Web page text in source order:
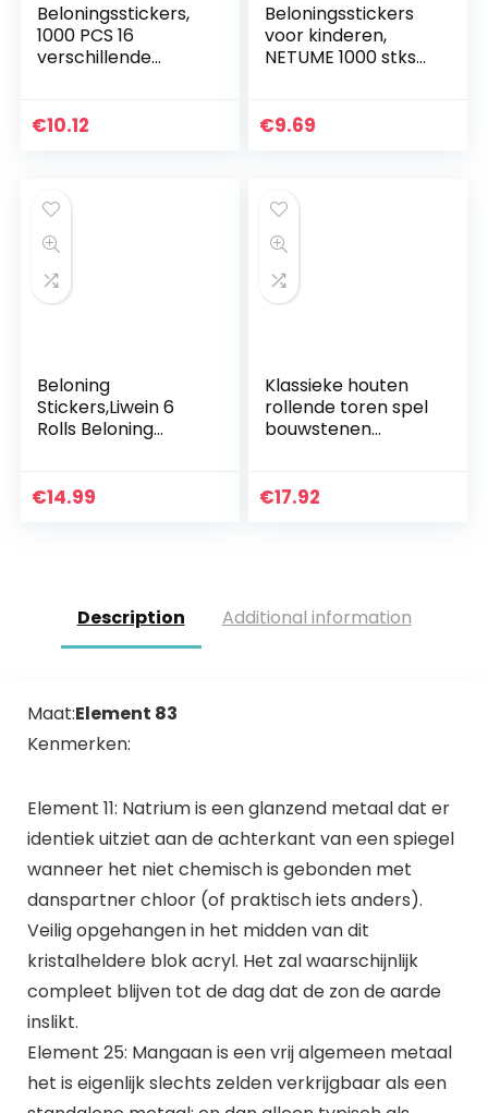
Beloningsstickers,
1000 PCS 16
verschillende
voor kinderen,
€10.12
Beloningsstickers
voor kinderen,
NETUME 1000 stks
leraren,
€9.69
Beloning
Stickers,Liwein 6
Rolls Beloning
voor Leraar
€14.99
Klassieke houten
rollende toren spel
bouwstenen
volwassenen, grote
€17.92
Description Additional information
Maat:Element 83
Kenmerken:
Element 11: Natrium is een glanzend metaal dat er
identiek uitziet aan de achterkant van een spiegel
wanneer het niet chemisch is gebonden met
danspartner chloor (of praktisch iets anders).
Veilig opgehangen in het midden van dit
kristalheldere blok acryl. Het zal waarschijnlijk
compleet blijven tot de dag dat de zon de aarde
inslikt.
Element 25: Mangaan is een vrij algemeen metaal
het is eigenlijk slechts zelden verkrijgbaar als een